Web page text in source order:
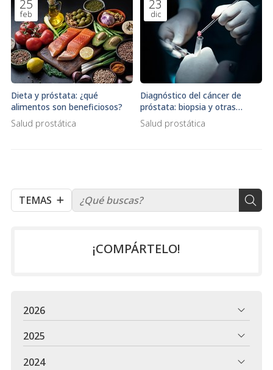
TEMAS
25
feb
Dieta y próstata: ¿qué
alimentos son beneficiosos?
Salud prostática
23
dic
Diagnóstico del cáncer de
próstata: biopsia y otras
técnicas
Salud prostática
¡COMPÁRTELO!
2026
2025
2024